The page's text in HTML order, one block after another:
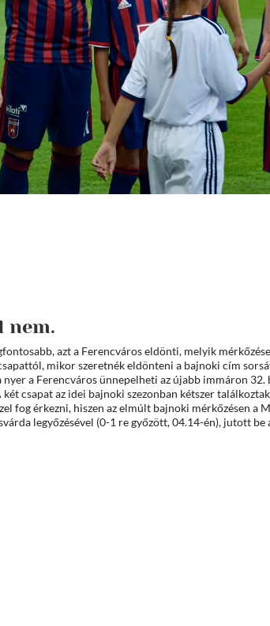
nem.
azt a Ferencváros eldönti, melyik
mikor szeretnék eldönteni a bajnoki cím
a Ferencváros ünnepelheti az újabb immáron
csapat az idei bajnoki szezonban kétszer
fog érkezni, hiszen az elmúlt bajnoki mérkőzésen a
legyőzésével (0-1 re győzött, 04.14-én), jutott be